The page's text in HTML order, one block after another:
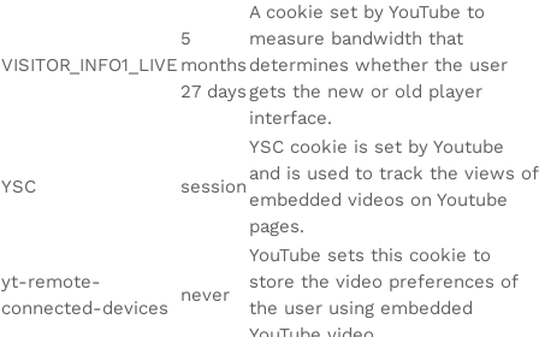
VISITOR_INFO1_LIVE
5
months
27 days
A cookie set by YouTube to
measure bandwidth that
determines whether the user
gets the new or old player
interface.
YSC session
YSC cookie is set by Youtube
and is used to track the views of
embedded videos on Youtube
pages.
yt-remote-
connected-devices
never
YouTube sets this cookie to
store the video preferences of
the user using embedded